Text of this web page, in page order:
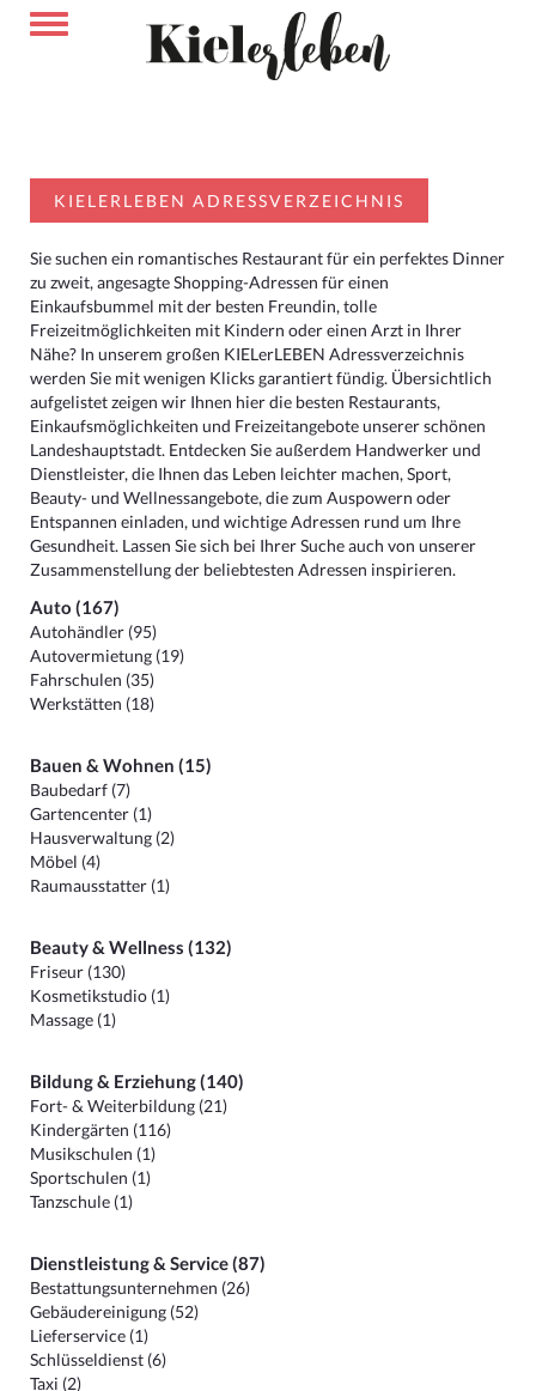
KIELERLEBEN ADRESSVERZEICHNIS
Sie suchen ein romantisches Restaurant für ein perfektes Dinner
zu zweit, angesagte Shopping-Adressen für einen
Einkaufsbummel mit der besten Freundin, tolle
Freizeitmöglichkeiten mit Kindern oder einen Arzt in Ihrer
Nähe? In unserem großen KIELerLEBEN Adressverzeichnis
werden Sie mit wenigen Klicks garantiert fündig. Übersichtlich
aufgelistet zeigen wir Ihnen hier die besten Restaurants,
Einkaufsmöglichkeiten und Freizeitangebote unserer schönen
Landeshauptstadt. Entdecken Sie außerdem Handwerker und
Dienstleister, die Ihnen das Leben leichter machen, Sport,
Beauty- und Wellnessangebote, die zum Auspowern oder
Entspannen einladen, und wichtige Adressen rund um Ihre
Gesundheit. Lassen Sie sich bei Ihrer Suche auch von unserer
Zusammenstellung der beliebtesten Adressen inspirieren.
Auto (167)
Autohändler (95)
Autovermietung (19)
Fahrschulen (35)
Werkstätten (18)
Bauen & Wohnen (15)
Baubedarf (7)
Gartencenter (1)
Hausverwaltung (2)
Möbel (4)
Raumausstatter (1)
Beauty & Wellness (132)
Friseur (130)
Kosmetikstudio (1)
Massage (1)
Bildung & Erziehung (140)
Fort- & Weiterbildung (21)
Kindergärten (116)
Musikschulen (1)
Sportschulen (1)
Tanzschule (1)
Dienstleistung & Service (87)
Bestattungsunternehmen (26)
Gebäudereinigung (52)
Lieferservice (1)
Schlüsseldienst (6)
Taxi (2)